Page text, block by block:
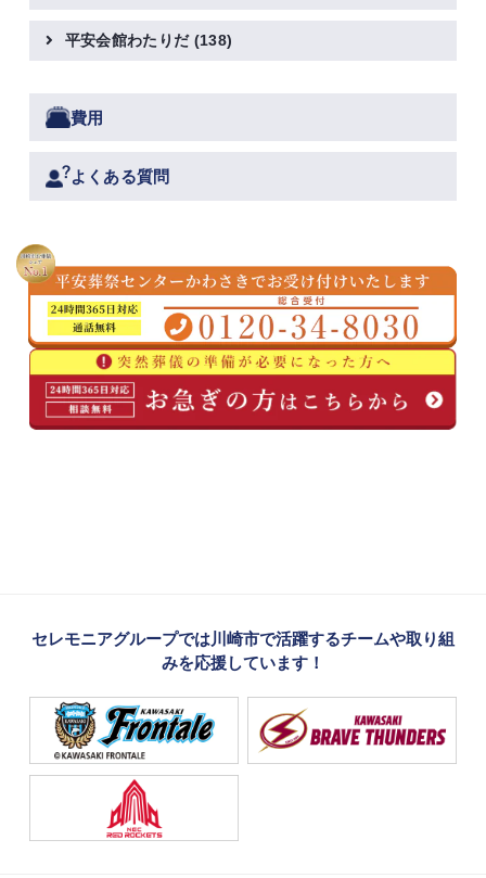
平安会館わたりだ (138)
費用
よくある質問
セレモニアグループでは川崎市で活躍するチームや取り組
みを応援しています！